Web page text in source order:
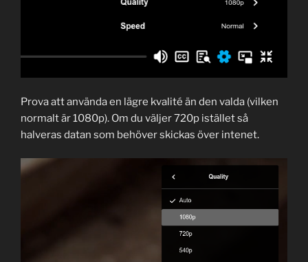
Prova att använda en lägre kvalité än den valda (vilken
normalt är 1080p). Om du väljer 720p istället så
halveras datan som behöver skickas över intenet.